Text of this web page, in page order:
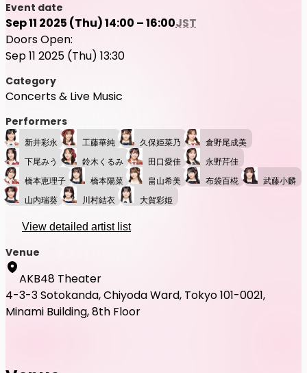
Event date
Sep 11 2025 (Thu) 14:00 – 16:00JST
Doors Open:
Sep 11 2025 (Thu) 13:30
Category
Concerts & Live Music
Performers
新井彩永 工藤華純 久保姫菜乃
倉野尾成美
下尾みう
鈴木くるみ 田口愛佳
永野芹佳
橋本恵理子
橋本陽菜 畠山希美 布袋百椛
武藤小麟
山内瑞葵
川村結衣 大賀彩姫
View detailed artist list
Venue
AKB48 Theater
4-3-3 Sotokanda, Chiyoda Ward, Tokyo 101-0021,
Minami Building, 8th Floor